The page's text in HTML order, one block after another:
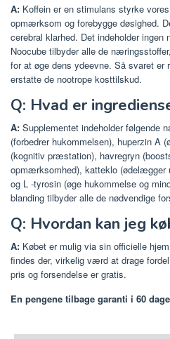
A: Koffein er en stimulans styrke
opmærksom og forebygge døsighed.
cerebral klarhed. Det indeholder
Noocube tilbyder alle de
for at øge dens ydeevne. Så svaret er
erstatte de nootrope kosttilskud.
Q: Hvad er
A: Supplementet indeholder følgende
(forbedrer hukommelsen), huperzin A
(kognitiv præstation), havregryn
opmærksomhed), katteklo (ødelægger
og L -tyrosin (øge hukommelse og
blanding tilbyder alle de nødvendige
Q: Hvordan kan jeg
A: Købet er mulig via sin officielle
findes der, virkelig værd at drage
pris og forsendelse er gratis.
En pengene tilbage garanti i 60